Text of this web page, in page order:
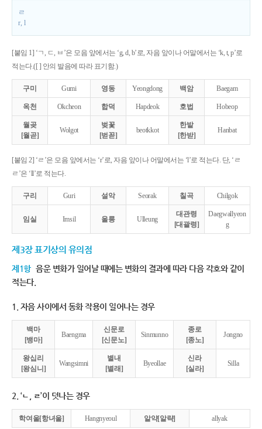
ㄹ
r, l
[붙임 1] ‘ㄱ, ㄷ, ㅂ’은 모음 앞에서는 ‘g, d, b’로, 자음 앞이나 어말에서는 ‘k, t, p’로
적는다.([ ] 안의 발음에 따라 표기함.)
구미 Gumi 영동 Yeongdong 백암 Baegam
옥천 Okcheon 합덕 Hapdeok 호법 Hobeop
월곶
[월곧]
Wolgot
벚꽃
[벋꼳]
beotkkot
한밭
[한받]
Hanbat
[붙임 2] ‘ㄹ’은 모음 앞에서는 ‘r’로, 자음 앞이나 어말에서는 ‘l’로 적는다. 단, ‘ㄹ
ㄹ’은 ‘ll’로 적는다.
구리 Guri 설악 Seorak 칠곡 Chilgok
임실 Imsil 울릉 Ulleung
대관령
[대괄령]
Daegwallyeon
g
제3장 표기상의 유의점
제1항 음운 변화가 일어날 때에는 변화의 결과에 따라 다음 각호와 같이
적는다.
1. 자음 사이에서 동화 작용이 일어나는 경우
백마
[뱅마]
Baengma
신문로
[신문노]
Sinmunno
종로
[종노]
Jongno
왕십리
[왕심니]
Wangsimni
별내
[별래]
Byeollae
신라
[실라]
Silla
2. ‘ㄴ, ㄹ’이 덧나는 경우
학여울[항녀울] Hangnyeoul 알약[알략] allyak